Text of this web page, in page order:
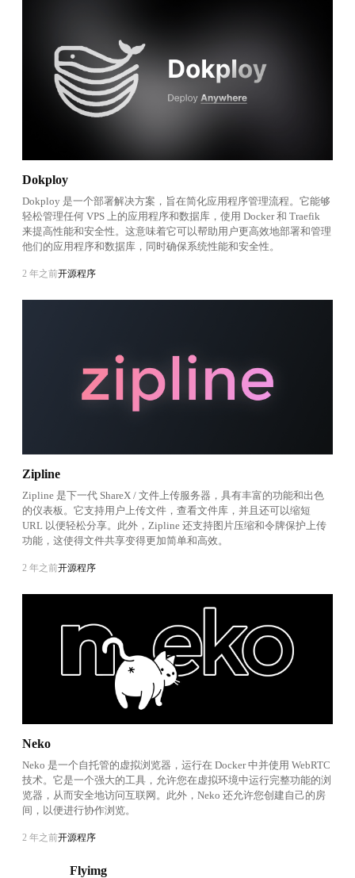
Dokploy
Dokploy 是一个部署解决方案，旨在简化应用程序管理流程。它能够
轻松管理任何 VPS 上的应用程序和数据库，使用 Docker 和 Traefik
来提高性能和安全性。这意味着它可以帮助用户更高效地部署和管理
他们的应用程序和数据库，同时确保系统性能和安全性。
2 年之前开源程序
Zipline
Zipline 是下一代 ShareX / 文件上传服务器，具有丰富的功能和出色
的仪表板。它支持用户上传文件，查看文件库，并且还可以缩短
URL 以便轻松分享。此外，Zipline 还支持图片压缩和令牌保护上传
功能，这使得文件共享变得更加简单和高效。
2 年之前开源程序
Neko
Neko 是一个自托管的虚拟浏览器，运行在 Docker 中并使用 WebRTC
技术。它是一个强大的工具，允许您在虚拟环境中运行完整功能的浏
览器，从而安全地访问互联网。此外，Neko 还允许您创建自己的房
间，以便进行协作浏览。
2 年之前开源程序
Flyimg